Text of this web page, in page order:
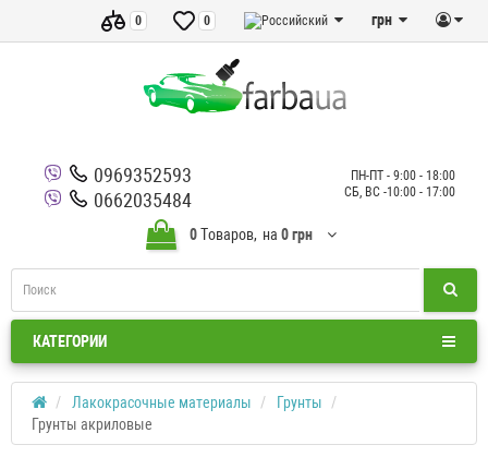
грн
0
0
0969352593
0662035484
ПН-ПТ - 9:00 - 18:00
СБ, ВС -10:00 - 17:00
0Tоваров, на 0 грн
КАТЕГОРИИ
Лакокрасочные материалы
Грунты
Грунты акриловые